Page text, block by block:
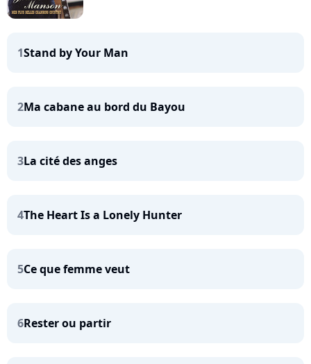
1Stand by Your Man
2Ma cabane au bord du Bayou
3La cité des anges
4The Heart Is a Lonely Hunter
5Ce que femme veut
6Rester ou partir